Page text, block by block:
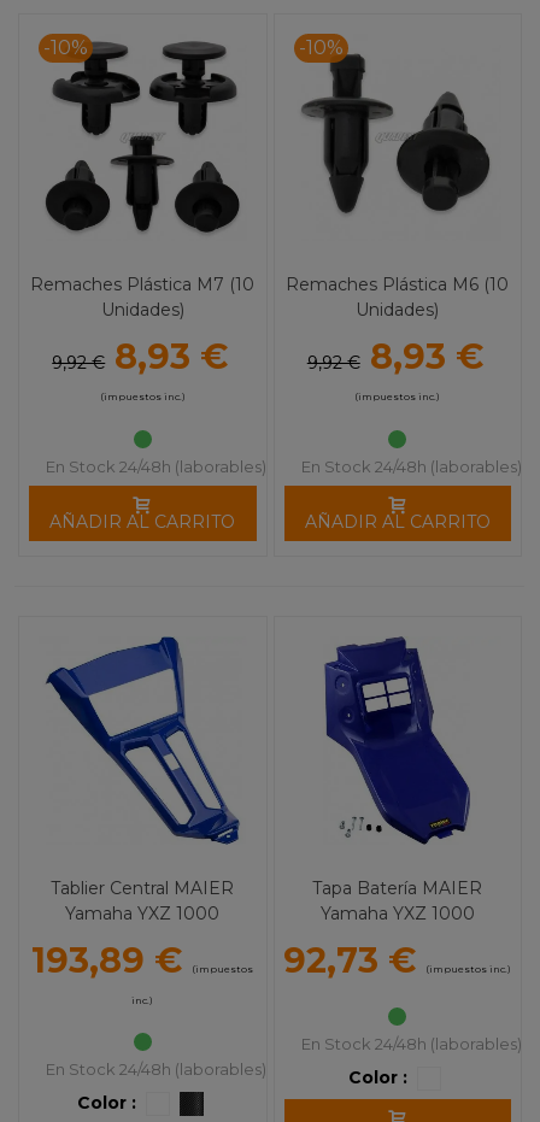
-10%
Remaches Plástica M7 (10
Unidades)
9,92 € 8,93 €
(impuestos inc.)
En Stock 24/48h (laborables)
AÑADIR AL CARRITO
-10%
Remaches Plástica M6 (10
Unidades)
9,92 € 8,93 €
(impuestos inc.)
En Stock 24/48h (laborables)
AÑADIR AL CARRITO
Tablier Central MAIER
Yamaha YXZ 1000
193,89 € (impuestos
inc.)
En Stock 24/48h (laborables)
Color :
Tapa Batería MAIER
Yamaha YXZ 1000
92,73 € (impuestos inc.)
En Stock 24/48h (laborables)
Color :